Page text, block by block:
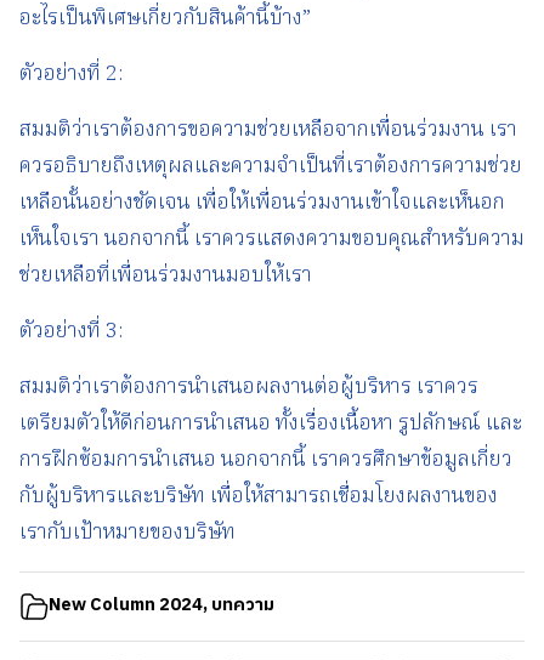
อะไรเป็นพิเศษเกี่ยวกับสินค้านี้บ้าง”
ตัวอย่างที่ 2:
สมมติว่าเราต้องการขอความช่วยเหลือจากเพื่อนร่วมงาน เรา
ควรอธิบายถึงเหตุผลและความจำเป็นที่เราต้องการความช่วย
เหลือนั้นอย่างชัดเจน เพื่อให้เพื่อนร่วมงานเข้าใจและเห็นอก
เห็นใจเรา นอกจากนี้ เราควรแสดงความขอบคุณสำหรับความ
ช่วยเหลือที่เพื่อนร่วมงานมอบให้เรา
ตัวอย่างที่ 3:
สมมติว่าเราต้องการนำเสนอผลงานต่อผู้บริหาร เราควร
เตรียมตัวให้ดีก่อนการนำเสนอ ทั้งเรื่องเนื้อหา รูปลักษณ์ และ
การฝึกซ้อมการนำเสนอ นอกจากนี้ เราควรศึกษาข้อมูลเกี่ยว
กับผู้บริหารและบริษัท เพื่อให้สามารถเชื่อมโยงผลงานของ
เรากับเป้าหมายของบริษัท
New Column 2024,บทความ